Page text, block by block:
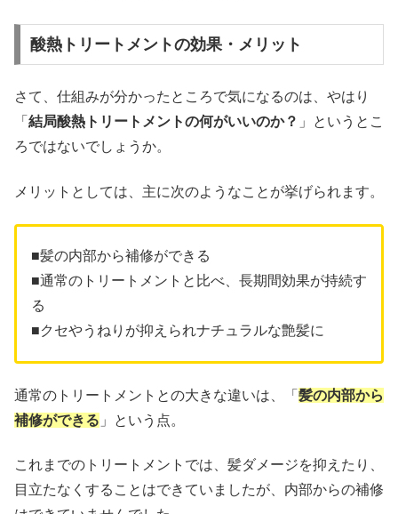
酸熱トリートメントの効果・メリット
さて、仕組みが分かったところで気になるのは、やはり
「 結局酸熱トリートメントの何がいいのか？ 」というとこ
ろではないでしょうか。
メリットとしては、主に次のようなことが挙げられます。
■髪の内部から補修ができる
■通常のトリートメントと比べ、長期間効果が持続す
る
■クセやうねりが抑えられナチュラルな艶髪に
通常のトリートメントとの大きな違いは、「 髪の内部から
補修ができる 」という点。
これまでのトリートメントでは、髪ダメージを抑えたり、
目立たなくすることはできていましたが、内部からの補修